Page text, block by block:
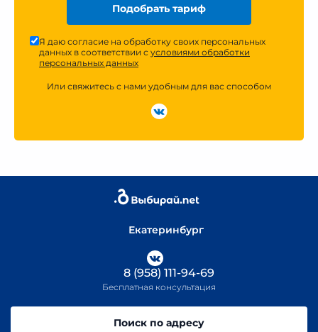
Подобрать тариф
Я даю согласие на обработку своих персональных
данных в соответствии с условиями обработки
персональных данных
Или свяжитесь с нами удобным для вас способом
Екатеринбург
8 (958) 111-94-69
Бесплатная консультация
Поиск по адресу